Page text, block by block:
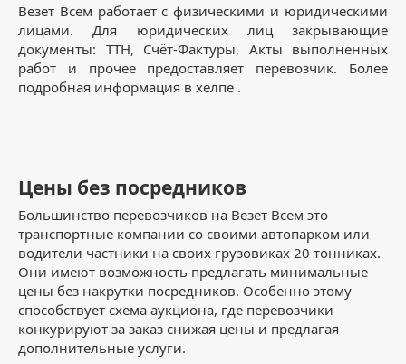
Везет Всем работает с физическими и юридическими
лицами. Для юридических лиц закрывающие
документы: ТТН, Счёт-Фактуры, Акты выполненных
работ и прочее предоставляет перевозчик. Более
подробная информация в хелпе .
Цены без посредников
Большинство перевозчиков на Везет Всем это
транспортные компании со своими автопарком или
водители частники на своих грузовиках 20 тонниках.
Они имеют возможность предлагать минимальные
цены без накрутки посредников. Особенно этому
способствует схема аукциона, где перевозчики
конкурируют за заказ снижая цены и предлагая
дополнительные услуги.